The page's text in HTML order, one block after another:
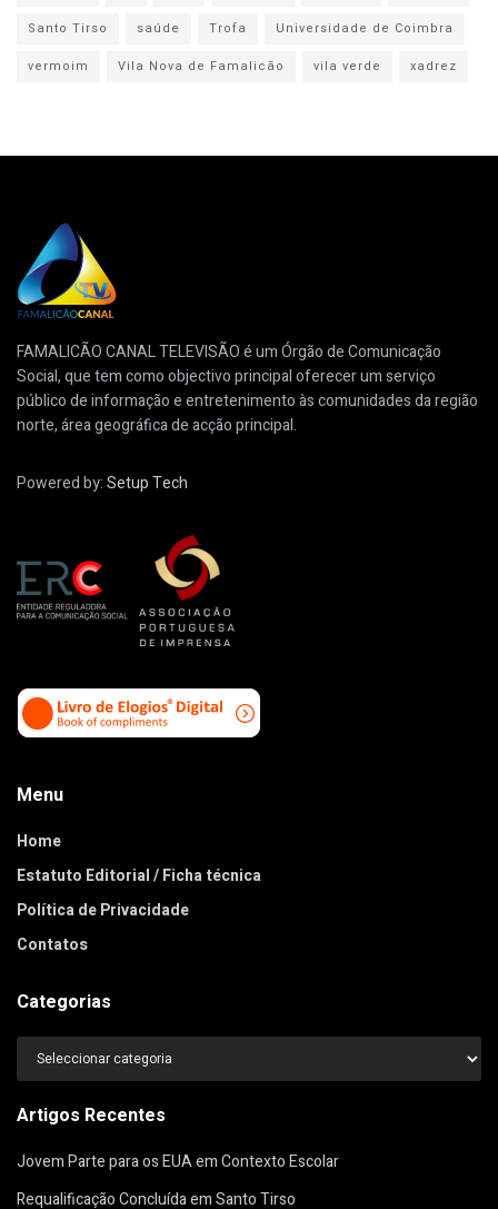
Santo Tirso
saúde Trofa
Universidade de Coimbra
vermoim
Vila Nova de Famalicão vila verde xadrez
FAMALICÃO CANAL TELEVISÃO é um Órgão de Comunicação
Social, que tem como objectivo principal oferecer um serviço
público de informação e entretenimento às comunidades da região
norte, área geográfica de acção principal.
Powered by:Setup Tech
Menu
Home
Estatuto Editorial / Ficha técnica
Política de Privacidade
Contatos
Categorias
Categorias
Artigos Recentes
Jovem Parte para os EUA em Contexto Escolar
Requalificação Concluída em Santo Tirso